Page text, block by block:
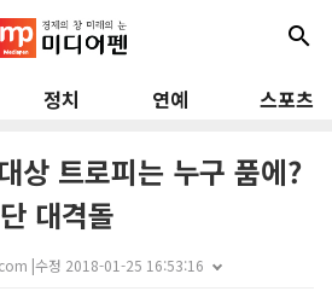
search
정치 연예 스포츠
상 트로피는 누구 품에?
대격돌
|수정 2018-01-25 16:53:16